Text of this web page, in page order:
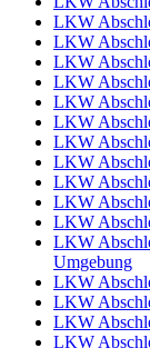
LKW
LKW
LKW
LKW
LKW
LKW
LKW
LKW
LKW
LKW
LKW
LKW
Umgebung
LKW
LKW
LKW
LKW